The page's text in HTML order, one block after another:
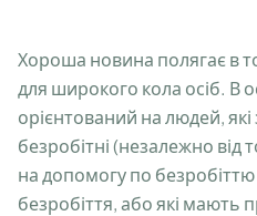
Хороша новина полягає в
для широкого кола осіб. В
орієнтований на людей, які
безробітні (незалежно
на допомогу по
безробіття, або які мають